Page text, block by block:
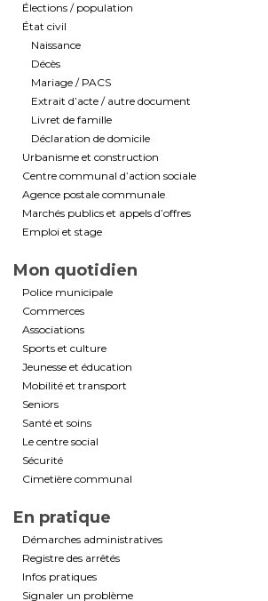
Élections / population
État civil
Naissance
Décès
Mariage / PACS
Extrait d’acte / autre document
Livret de famille
Déclaration de domicile
Urbanisme et construction
Centre communal d’action sociale
Agence postale communale
Marchés publics et appels d’offres
Emploi et stage
Mon quotidien
Police municipale
Commerces
Associations
Sports et culture
Jeunesse et éducation
Mobilité et transport
Seniors
Santé et soins
Le centre social
Sécurité
Cimetière communal
En pratique
Démarches administratives
Registre des arrêtés
Infos pratiques
Signaler un problème